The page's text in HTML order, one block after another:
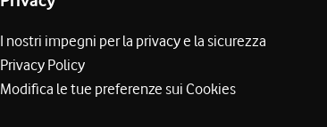
I nostri impegni per la privacy e la sicurezza
Privacy Policy
Modifica le tue preferenze sui Cookies